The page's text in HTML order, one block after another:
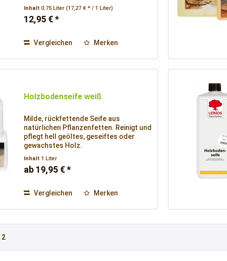
Inhalt0.75 Liter(17,27 € * / 1 Liter)
12,95 € *
Vergleichen Merken
Holzbodenseife weiß
Milde, rückfettende Seife aus
natürlichen Pflanzenfetten. Reinigt und
pflegt hell geöltes, geseiftes oder
gewachstes Holz.
Inhalt1 Liter
ab 19,95 € *
Vergleichen Merken
2